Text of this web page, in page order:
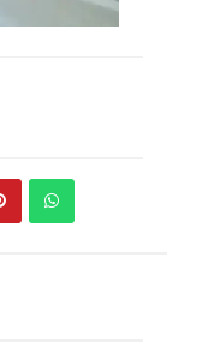
Pin Send